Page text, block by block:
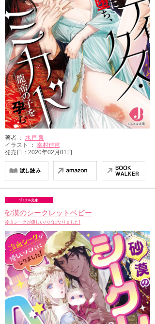
著者 ： 水戸 泉
イラスト ： 幸村佳苗
発売日：2020年02月01日
砂漠のシークレットベビー
冷血シークが優しいパパになりました!